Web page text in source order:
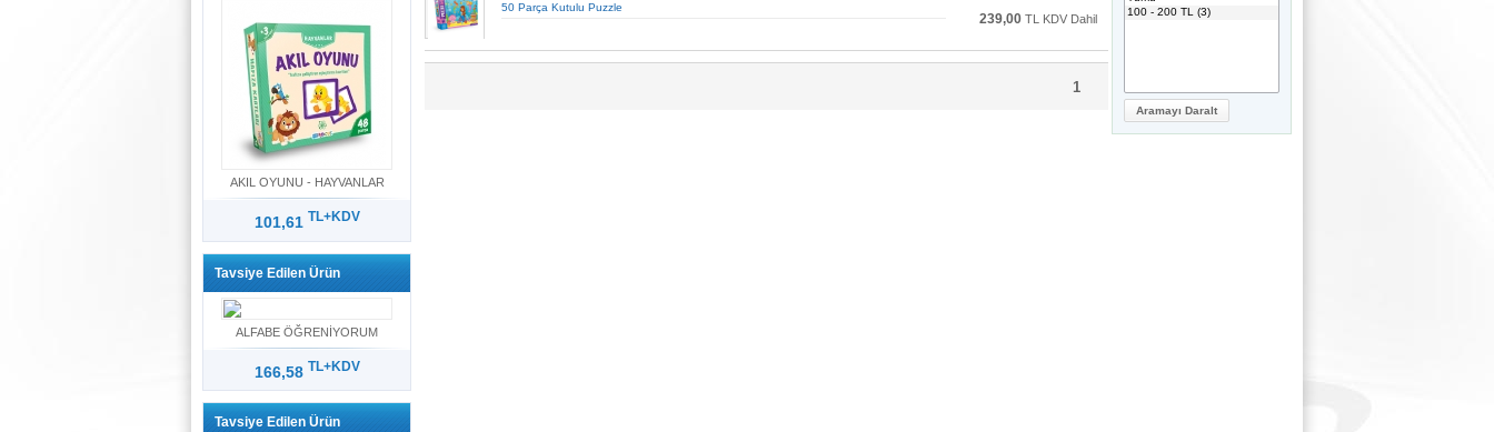
AKIL OYUNU - HAYVANLAR
101,61 TL+KDV
Tavsiye Edilen Ürün
ALFABE ÖĞRENİYORUM
166,58 TL+KDV
Tavsiye Edilen Ürün
50 Parça Kutulu Puzzle
239,00 TL KDV Dahil
1